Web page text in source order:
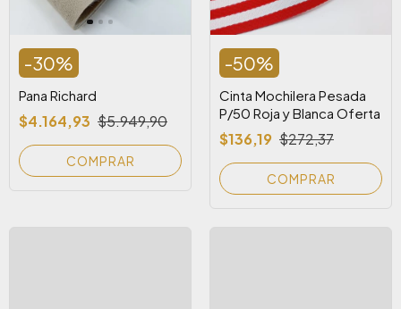
-30%
Pana Richard
$4.164,93 $5.949,90
COMPRAR
-50%
Cinta Mochilera Pesada
P/50 Roja y Blanca Oferta
$136,19 $272,37